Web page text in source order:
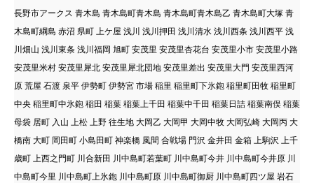
長野市アークス 青木島 青木島町青木島 青木島町青木島乙 青木島町大塚 青
木島町綱島 赤沼 県町 上ケ屋 浅川 浅川押田 浅川清水 浅川西条 浅川西平 浅
川畑山 浅川東条 浅川福岡 旭町 安茂里 安茂里杏花台 安茂里小市 安茂里小路
安茂里米村 安茂里犀北 安茂里犀北団地 安茂里差出 安茂里大門 安茂里西河
原 荒屋 石渡 泉平 伊勢町 伊勢宮 市場 稲里 稲里町下氷鉋 稲里町田牧 稲里町
中央 稲里町中氷鉋 稲田 稲葉 稲葉上千田 稲葉中千田 稲葉日詰 稲葉南俣 稲葉
母袋 居町 入山 上松 上野 往生地 大岡乙 大岡甲 大岡中牧 大岡弘崎 大岡丙 大
橋南 大町 岡田町 小島田町 神楽橋 風間 合戦場 門沢 金井田 金箱 上駒沢 上千
歳町 上西之門町 川合新田 川中島町若葉町 川中島町今井 川中島町今井原 川
中島町今里 川中島町上氷鉋 川中島町原 川中島町御厨 川中島町四ツ屋 岩石